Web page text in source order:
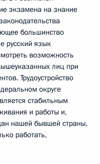
экзамена на знание
большинство
русский язык
возможность
лиц при
Трудоустройство
округе
стабильным
и работы и,
нашей бывшей страны,
работать,